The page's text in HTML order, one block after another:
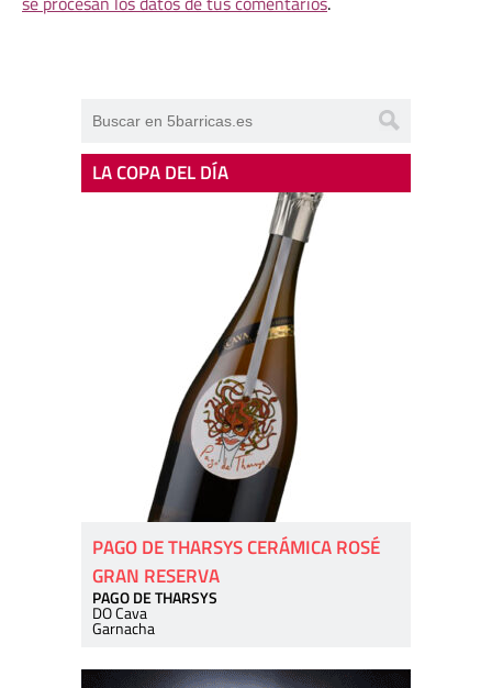
LA COPA DEL DÍA
PAGO DE THARSYS CERÁMICA ROSÉ
GRAN RESERVA
PAGO DE THARSYS
DO Cava
Garnacha